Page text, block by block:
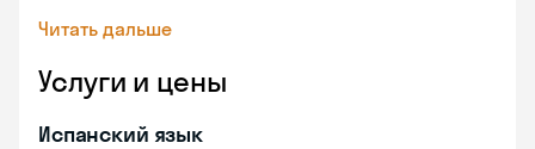
Читать дальше
Услуги и цены
Испанский язык